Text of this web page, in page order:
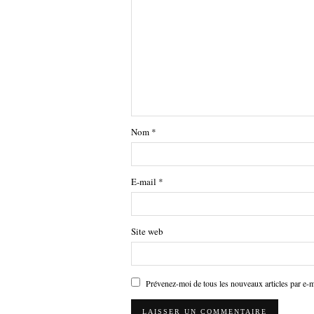
Nom *
E-mail *
Site web
Prévenez-moi de tous les nouveaux articles par e-